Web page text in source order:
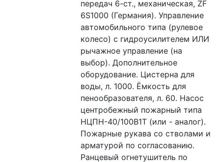
передач 6-ст., механическая, ZF
6S1000 (Германия). Управление
автомобильного типа (рулевое
колесо) с гидроусилителем ИЛИ
рычажное управление (на
выбор). Дополнительное
оборудование. Цистерна для
воды, л. 1000. Ёмкость для
пенообразователя, л. 60. Насос
центробежный пожарный типа
НЦПН-40/100В1Т (или - аналог).
Пожарные рукава со стволами и
арматурой по согласованию.
Ранцевый огнетушитель по